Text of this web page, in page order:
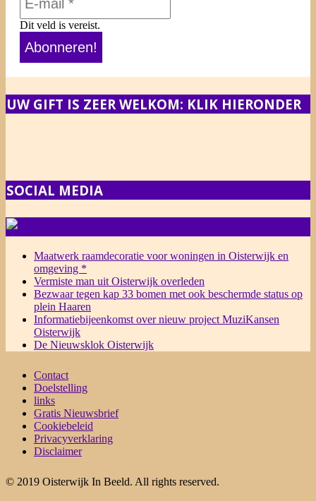
Dit veld is vereist.
UW GIFT IS ZEER WELKOM: KLIK HIERONDER
SOCIAL MEDIA
Maatwerk raamdecoratie voor woningen in Oisterwijk en
omgeving *
Vermiste man uit Oisterwijk overleden
Bezwaar tegen kap 33 bomen met ook beschermde status op
plein Haaren
Informatiebijeenkomst over nieuw project MuziKansen
Oisterwijk
De Nieuwsklok Oisterwijk
Contact
Doelstelling
links
Gratis Nieuwsbrief
Cookiebeleid
Privacyverklaring
Disclaimer
© 2019 Oisterwijk In Beeld. All rights reserved.